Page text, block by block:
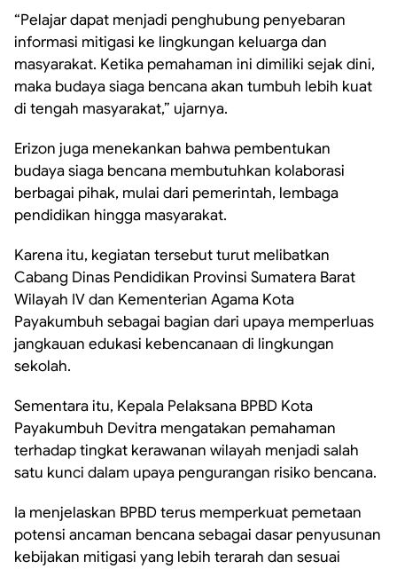
“Pelajar dapat menjadi penghubung penyebaran
informasi mitigasi ke lingkungan keluarga dan
masyarakat. Ketika pemahaman ini dimiliki sejak dini,
maka budaya siaga bencana akan tumbuh lebih kuat
di tengah masyarakat,” ujarnya.
Erizon juga menekankan bahwa pembentukan
budaya siaga bencana membutuhkan kolaborasi
berbagai pihak, mulai dari pemerintah, lembaga
pendidikan hingga masyarakat.
Karena itu, kegiatan tersebut turut melibatkan
Cabang Dinas Pendidikan Provinsi Sumatera Barat
Wilayah IV dan Kementerian Agama Kota
Payakumbuh sebagai bagian dari upaya memperluas
jangkauan edukasi kebencanaan di lingkungan
sekolah.
Sementara itu, Kepala Pelaksana BPBD Kota
Payakumbuh Devitra mengatakan pemahaman
terhadap tingkat kerawanan wilayah menjadi salah
satu kunci dalam upaya pengurangan risiko bencana.
Ia menjelaskan BPBD terus memperkuat pemetaan
potensi ancaman bencana sebagai dasar penyusunan
kebijakan mitigasi yang lebih terarah dan sesuai